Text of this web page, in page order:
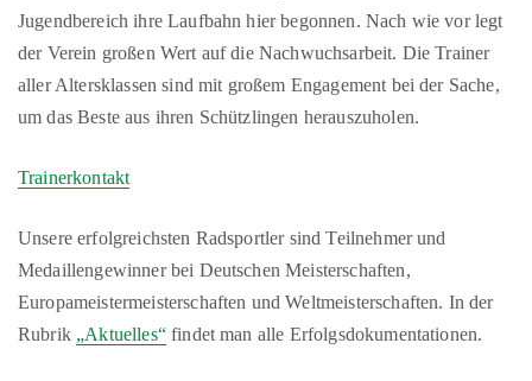
Jugendbereich ihre Laufbahn hier begonnen. Nach wie vor legt
der Verein großen Wert auf die Nachwuchsarbeit. Die Trainer
aller Altersklassen sind mit großem Engagement bei der Sache,
um das Beste aus ihren Schützlingen herauszuholen.
Trainerkontakt
Unsere erfolgreichsten Radsportler sind Teilnehmer und
Medaillengewinner bei Deutschen Meisterschaften,
Europameistermeisterschaften und Weltmeisterschaften. In der
Rubrik „Aktuelles“findet man alle Erfolgsdokumentationen.